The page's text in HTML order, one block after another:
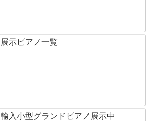
展示ピアノ一覧
輸入小型グランドピアノ展示中